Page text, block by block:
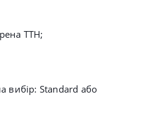
ТТН;
вибір: Standard або